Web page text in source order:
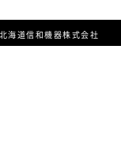
道信和機器株式会社